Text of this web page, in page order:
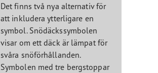
Det finns två nya alternativ för
att inkludera ytterligare en
symbol. Snödäckssymbolen
visar om ett däck är lämpat för
svåra snöförhållanden.
Symbolen med tre bergstoppar